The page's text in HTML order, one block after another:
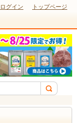
ログイン トップページ